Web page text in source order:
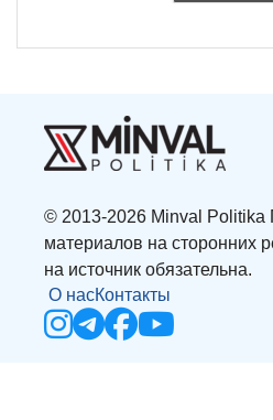
© 2013-2026 Minval
материалов на сторонних
на источник обязательна.
О насКонтакты